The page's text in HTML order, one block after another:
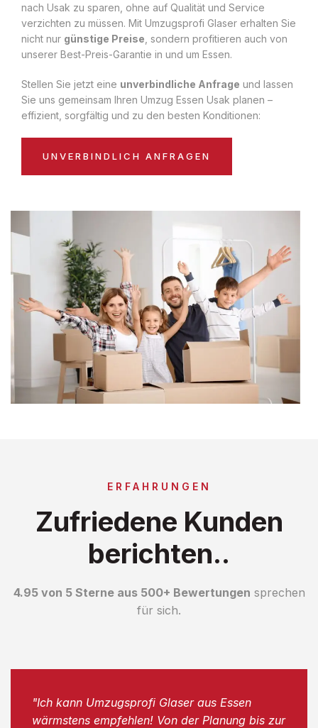
nach Usak zu sparen, ohne auf Qualität und Service
verzichten zu müssen. Mit Umzugsprofi Glaser erhalten Sie
nicht nur günstige Preise , sondern profitieren auch von
unserer Best-Preis-Garantie in und um Essen.
Stellen Sie jetzt eine unverbindliche Anfrage und lassen
Sie uns gemeinsam Ihren Umzug Essen Usak planen –
effizient, sorgfältig und zu den besten Konditionen:
UNVERBINDLICH ANFRAGEN
ERFAHRUNGEN
Zufriedene Kunden
berichten..
4.95 von 5 Sterne aus 500+ Bewertungen sprechen
für sich.
"Ich kann Umzugsprofi Glaser aus Essen
wärmstens empfehlen! Von der Planung bis zur